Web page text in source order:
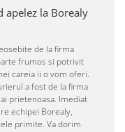
apelez la Borealy
de la firma
frumos si potrivit
careia ii o vom oferi.
a fost de la firma
prietenoasa. Imediat
echipei Borealy,
primite. Va dorim